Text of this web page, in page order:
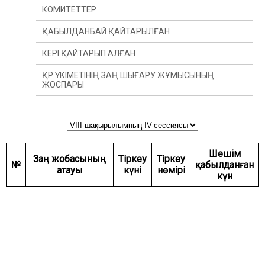
№
Заң жобасының
атауы
Тіркеу
күні
Тіркеу
нөмірі
Шешім
қабылданған
күн
ӨТКЕН СЕССИЯДАН
ПРЕЗИДЕНТ
ДЕПУТАТ(Ы)
ҮКІМЕТ
КОМИТЕТТЕР
КОНСТИТУЦИЯЛЫҚ ЗАҢНАМА, СОТ ЖҮЙЕСІ
ЖӘНЕ ҚҰҚЫҚ ҚОРҒАУ ОРГАНДАРЫ КОМИТЕТІ
ҚАРЖЫ ЖӘНЕ БЮДЖЕТ КОМИТЕТІ
ХАЛЫҚАРАЛЫҚ ҚАТЫНАСТАР, ҚОРҒАНЫС
ЖӘНЕ ҚАУІПСІЗДІК КОМИТЕТІ
ПАЙДАЛАНУ ЖӘНЕ АУЫЛДЫҚ АУМАҚТАРДЫ
ӘЛЕУМЕТТІК-МӘДЕНИ ДАМУ ЖӘНЕ ҒЫЛЫМ
КОМИТЕТІ
ЭКОНОМИКАЛЫҚ САЯСАТ, ИННОВАЦИЯЛЫҚ
ҚАБЫЛДАНБАЙ ҚАЙТАРЫЛҒАН
КЕРІ ҚАЙТАРЫП АЛҒАН
ҚР ҮКІМЕТІНІҢ ЗАҢ ШЫҒАРУ ЖҰМЫСЫНЫҢ
ЖОСПАРЫ